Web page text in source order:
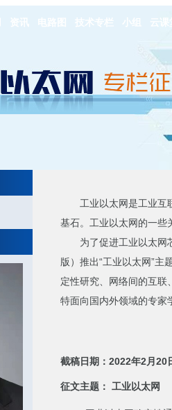
资讯 电路图 技术专栏 小组 云课
工业以太网是工业互联
基石。工业以太网的一些
为了促进工业以太网芯
版）推出“工业以太网”
定性研究、网络间的互联
特面向国内外领域的专家
截稿日期：2022年2月20
征文主题： 工业以太网